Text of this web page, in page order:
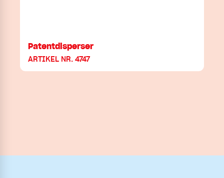
Patentdisperser
ARTIKEL NR. 4747